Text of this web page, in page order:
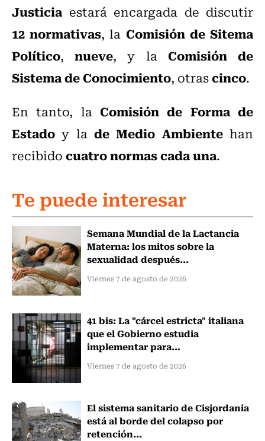
Justicia estará encargada de discutir
12 normativas,la Comisión de Sitema
Político,nueve, y la Comisión de
Sistema de Conocimiento, otrascinco.
En tanto, la Comisión de Forma de
Estado y la de Medio Ambientehan
recibidocuatro normas cada una.
Te puede interesar
Semana Mundial de la Lactancia
Materna: los mitos sobre la
sexualidad después...
Viernes 7 de agosto de 2026
41 bis: La "cárcel estricta" italiana
que el Gobierno estudia
implementar para...
Viernes 7 de agosto de 2026
El sistema sanitario de Cisjordania
está al borde del colapso por
retención...